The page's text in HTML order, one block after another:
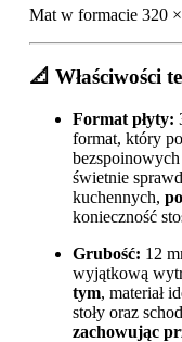
Mat w formacie 320
📐 Właściwości
Format płyty:
format, który
świetnie
kuchennych,
konieczność
Grubość: 12
wyjątkową
tym, materiał
stoły oraz
zachowując